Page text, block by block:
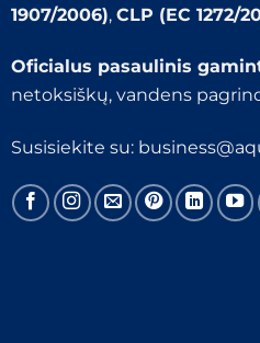
1907/2006), CLP (EC 1272/
Oficialus pasaulinis
netoksiškų, vandens
Susisiekite su: